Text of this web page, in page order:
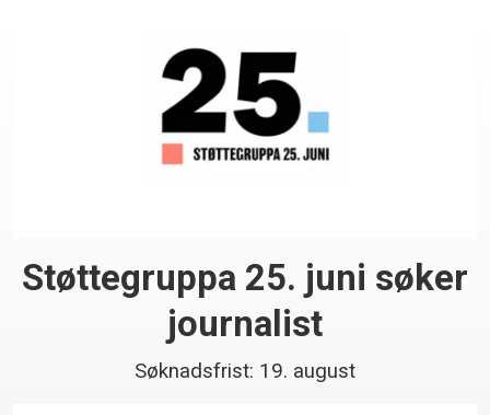
Støttegruppa 25. juni søker
journalist
Søknadsfrist: 19. august